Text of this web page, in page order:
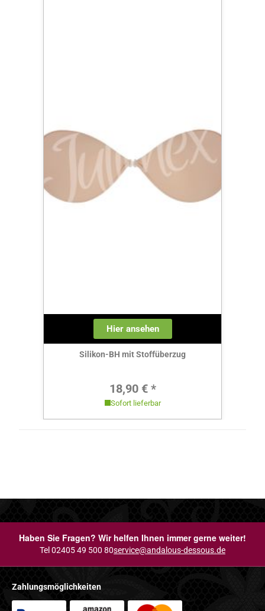
Hier ansehen
Silikon-BH mit Stoffüberzug
Regulärer Preis:
18,90 € *
Sofort lieferbar
Haben Sie Fragen? Wir helfen Ihnen immer gerne weiter!
Tel 02405 49 500 80service@andalous-dessous.de
Zahlungsmöglichkeiten